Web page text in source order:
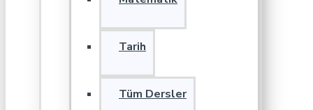
Tarih
Tüm Dersler